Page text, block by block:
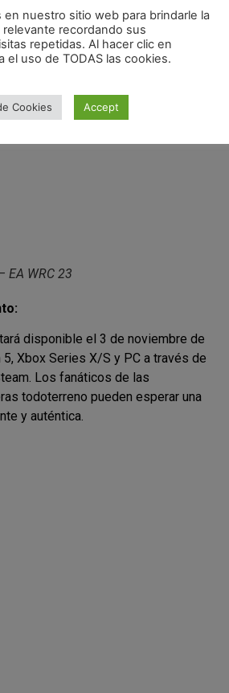
homenaje a una leyenda del rally,
su coche de sueño, el Mcrae R4, un
propio piloto.
EA WRC 23
disponible el 3 de noviembre de
Xbox Series X/S y PC a través de
Los fanáticos de las
todoterreno pueden esperar una
y auténtica.
en nuestro sitio web para brindarle la
recordando sus
repetidas. Al hacer clic en
el uso de TODAS las cookies.
Cookies Accept